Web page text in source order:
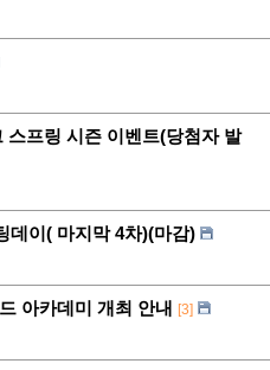
스프링 시즌 이벤트(당첨자 발
데이( 마지막 4차)(마감)
아카데미 개최 안내 [3]